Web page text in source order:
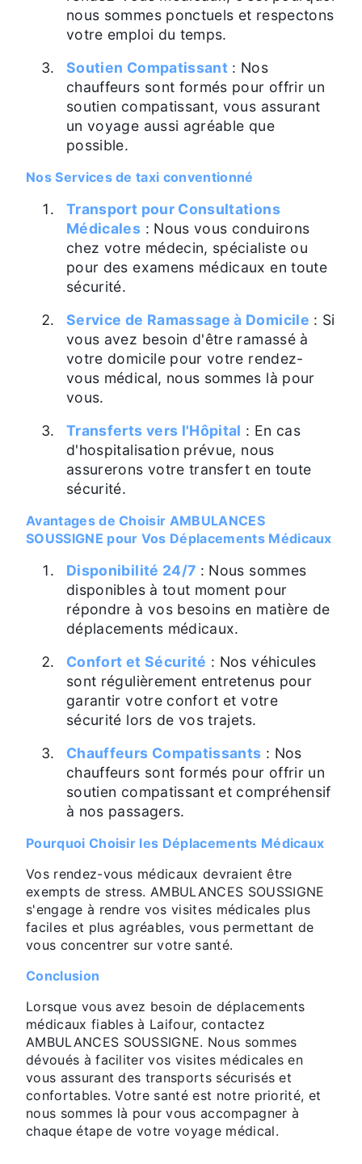
nous sommes ponctuels et respectons
votre emploi du temps.
Soutien Compatissant : Nos
chauffeurs sont formés pour offrir un
soutien compatissant, vous assurant
un voyage aussi agréable que
possible.
Nos Services de taxi conventionné
Transport pour Consultations
Médicales : Nous vous conduirons
chez votre médecin, spécialiste ou
pour des examens médicaux en toute
sécurité.
Service de Ramassage à Domicile : Si
vous avez besoin d'être ramassé à
votre domicile pour votre rendez-
vous médical, nous sommes là pour
vous.
Transferts vers l'Hôpital : En cas
d'hospitalisation prévue, nous
assurerons votre transfert en toute
sécurité.
Avantages de Choisir AMBULANCES
SOUSSIGNE pour Vos Déplacements Médicaux
Disponibilité 24/7 : Nous sommes
disponibles à tout moment pour
répondre à vos besoins en matière de
déplacements médicaux.
Confort et Sécurité : Nos véhicules
sont régulièrement entretenus pour
garantir votre confort et votre
sécurité lors de vos trajets.
Chauffeurs Compatissants : Nos
chauffeurs sont formés pour offrir un
soutien compatissant et compréhensif
à nos passagers.
Pourquoi Choisir les Déplacements Médicaux
Vos rendez-vous médicaux devraient être
exempts de stress. AMBULANCES SOUSSIGNE
s'engage à rendre vos visites médicales plus
faciles et plus agréables, vous permettant de
vous concentrer sur votre santé.
Conclusion
Lorsque vous avez besoin de déplacements
médicaux fiables à Laifour, contactez
AMBULANCES SOUSSIGNE. Nous sommes
dévoués à faciliter vos visites médicales en
vous assurant des transports sécurisés et
confortables. Votre santé est notre priorité, et
nous sommes là pour vous accompagner à
chaque étape de votre voyage médical.